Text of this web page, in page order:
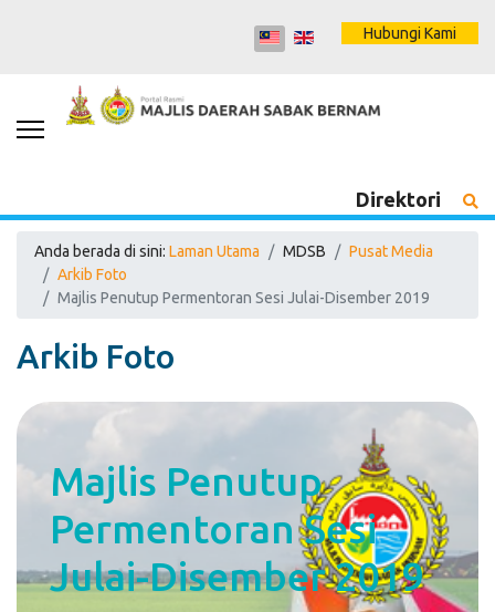
Hubungi Kami
Direktori
Anda berada di sini: Laman Utama MDSB
Pusat Media
Arkib Foto
Majlis Penutup Permentoran Sesi Julai-Disember 2019
Arkib Foto
Majlis Penutup
Permentoran Sesi
Julai-Disember 2019